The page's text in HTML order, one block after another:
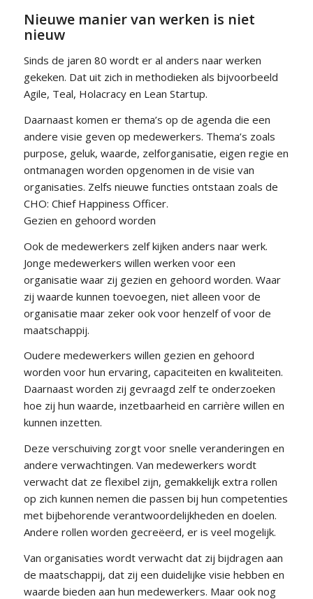
Nieuwe manier van werken is niet
nieuw
Sinds de jaren 80 wordt er al anders naar werken
gekeken. Dat uit zich in methodieken als bijvoorbeeld
Agile, Teal, Holacracy en Lean Startup.
Daarnaast komen er thema’s op de agenda die een
andere visie geven op medewerkers. Thema’s zoals
purpose, geluk, waarde, zelforganisatie, eigen regie en
ontmanagen worden opgenomen in de visie van
organisaties. Zelfs nieuwe functies ontstaan zoals de
CHO: Chief Happiness Officer.
Gezien en gehoord worden
Ook de medewerkers zelf kijken anders naar werk.
Jonge medewerkers willen werken voor een
organisatie waar zij gezien en gehoord worden. Waar
zij waarde kunnen toevoegen, niet alleen voor de
organisatie maar zeker ook voor henzelf of voor de
maatschappij.
Oudere medewerkers willen gezien en gehoord
worden voor hun ervaring, capaciteiten en kwaliteiten.
Daarnaast worden zij gevraagd zelf te onderzoeken
hoe zij hun waarde, inzetbaarheid en carrière willen en
kunnen inzetten.
Deze verschuiving zorgt voor snelle veranderingen en
andere verwachtingen. Van medewerkers wordt
verwacht dat ze flexibel zijn, gemakkelijk extra rollen
op zich kunnen nemen die passen bij hun competenties
met bijbehorende verantwoordelijkheden en doelen.
Andere rollen worden gecreëerd, er is veel mogelijk.
Van organisaties wordt verwacht dat zij bijdragen aan
de maatschappij, dat zij een duidelijke visie hebben en
waarde bieden aan hun medewerkers. Maar ook nog